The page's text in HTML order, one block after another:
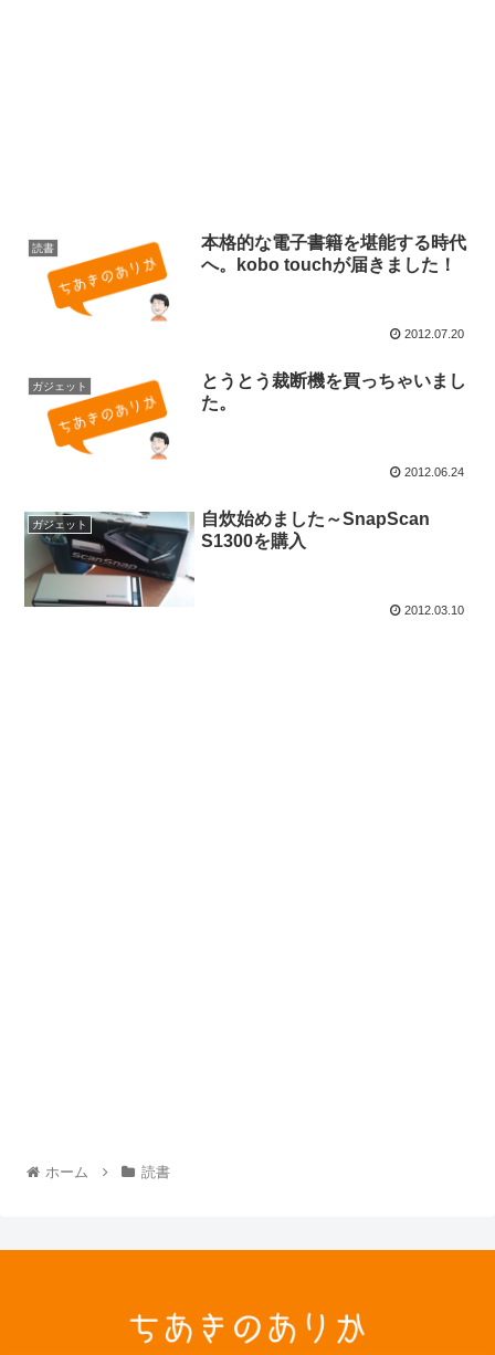
読書
本格的な電子書籍を堪能する時代
へ。kobo touchが届きました！
2012.07.20
ガジェット
とうとう裁断機を買っちゃいまし
た。
2012.06.24
ガジェット
自炊始めました～SnapScan
S1300を購入
2012.03.10
ホーム 読書